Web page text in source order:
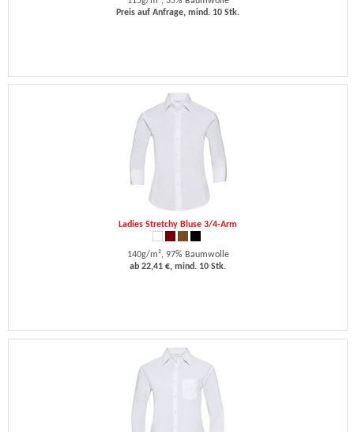
Preis auf Anfrage, mind. 10 Stk.
Ladies Stretchy Bluse 3/4-Arm
140g/m², 97% Baumwolle
ab 22,41 €, mind. 10 Stk.